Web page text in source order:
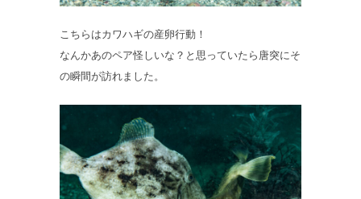
こちらはカワハギの産卵行動！
なんかあのペア怪しいな？と思っていたら唐突にそ
の瞬間が訪れました。